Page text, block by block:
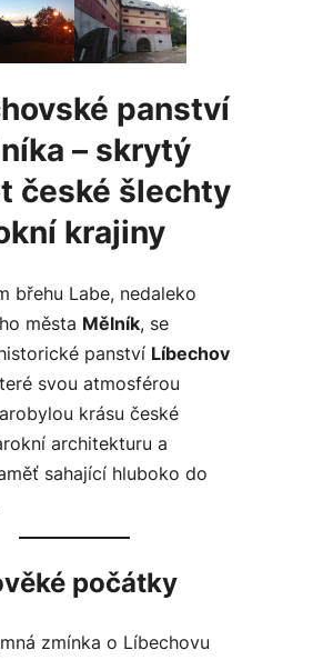
panství
– skrytý
české šlechty
krajiny
břehu Labe, nedaleko
města Mělník, se
panství Líbechov
svou atmosférou
krásu české
architekturu a
sahající hluboko do
počátky
zmínka o Líbechovu